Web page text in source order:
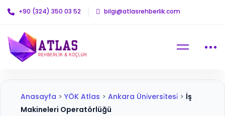
+90 (324) 350 03 52 bilgi@atlasrehberlik.com
Anasayfa > YÖK Atlas > Ankara Üni̇versi̇tesi̇ > İş
Makineleri Operatörlüğü